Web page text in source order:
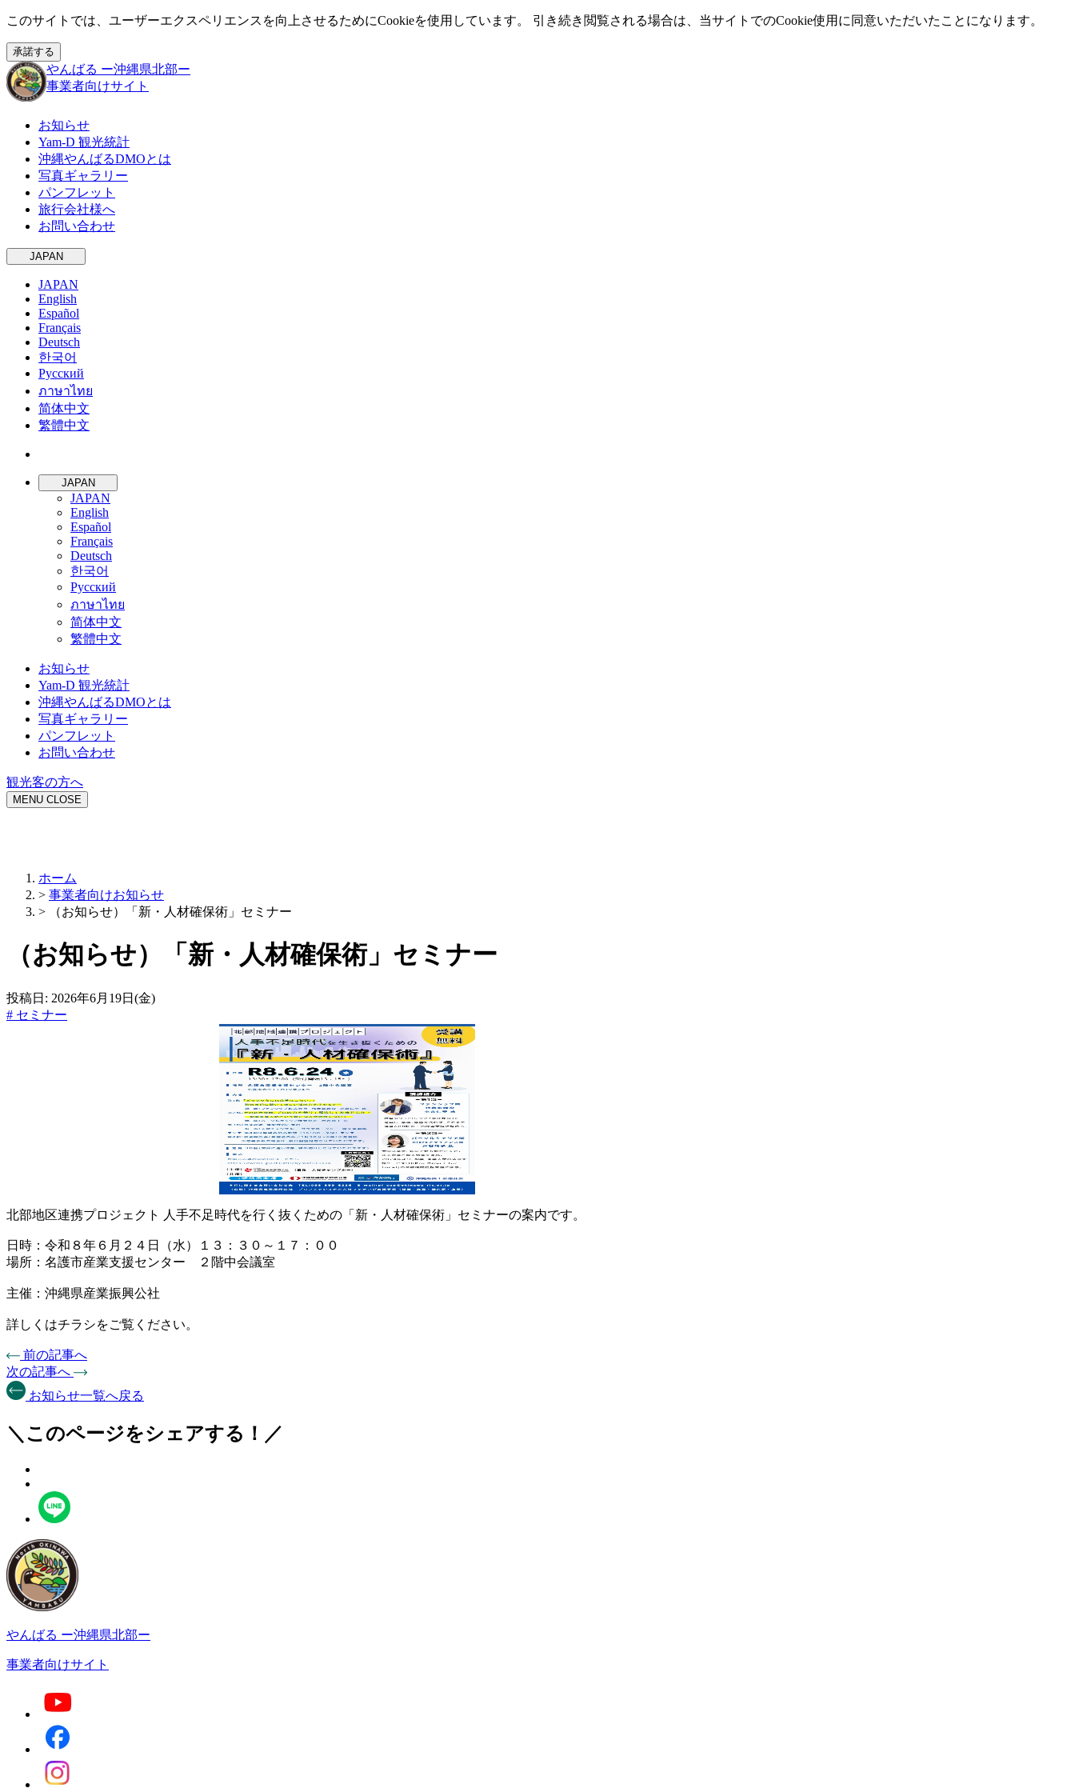
このサイトでは、ユーザーエクスペリエンスを向上させるためにCookieを使用しています。 引き続き閲覧される場合は、当サイトでのCookie使用に同意いただいたことになります。
承諾する
やんばる ー沖縄県北部ー
事業者向けサイト
お知らせ
Yam-D 観光統計
沖縄やんばるDMOとは
写真ギャラリー
パンフレット
旅行会社様へ
お問い合わせ
JAPAN
JAPAN
English
Español
Français
Deutsch
한국어
Русский
ภาษาไทย
简体中文
繁體中文
JAPAN
JAPAN
English
Español
Français
Deutsch
한국어
Русский
ภาษาไทย
简体中文
繁體中文
お知らせ
Yam-D 観光統計
沖縄やんばるDMOとは
写真ギャラリー
パンフレット
お問い合わせ
観光客の方へ
MENU CLOSE
ホーム
> 事業者向けお知らせ
>
（お知らせ）「新・人材確保術」セミナー
（お知らせ）「新・人材確保術」セミナー
投稿日: 2026年6月19日(金)
# セミナー
北部地区連携プロジェクト 人手不足時代を行く抜くための「新・人材確保術」セミナーの案内です。
日時：令和８年６月２４日（水）１３：３０～１７：００
場所：名護市産業支援センター ２階中会議室
主催：沖縄県産業振興公社
詳しくはチラシをご覧ください。
前の記事へ
次の記事へ
お知らせ一覧へ戻る
＼このページをシェアする！／
やんばる ー沖縄県北部ー
事業者向けサイト